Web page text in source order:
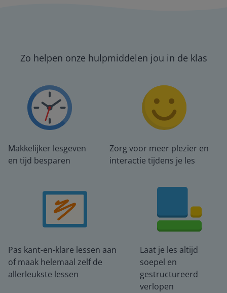
Zo helpen onze hulpmiddelen jou in de klas
Makkelijker lesgeven
en tijd besparen
Zorg voor meer plezier en
interactie tijdens je les
Pas kant-en-klare lessen aan
of maak helemaal zelf de
allerleukste lessen
Laat je les altijd
soepel en
gestructureerd
verlopen